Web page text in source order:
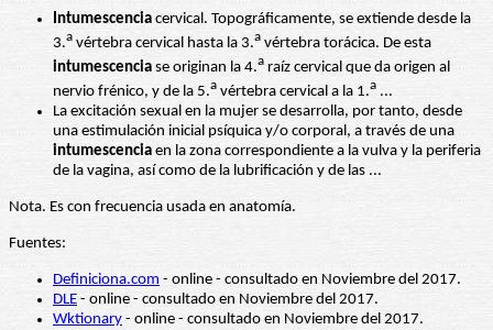
Intumescencia cervical. Topográficamente, se extiende desde la
3.a vértebra cervical hasta la 3.a vértebra torácica. De esta
intumescencia se originan la 4.a raíz cervical que da origen al
nervio frénico, y de la 5.a vértebra cervical a la 1.a ...
La excitación sexual en la mujer se desarrolla, por tanto, desde
una estimulación inicial psíquica y/o corporal, a través de una
intumescencia en la zona correspondiente a la vulva y la periferia
de la vagina, así como de la lubrificación y de las ...
Nota. Es con frecuencia usada en anatomía.
Fuentes:
Definiciona.com - online - consultado en Noviembre del 2017.
DLE - online - consultado en Noviembre del 2017.
Wktionary - online - consultado en Noviembre del 2017.